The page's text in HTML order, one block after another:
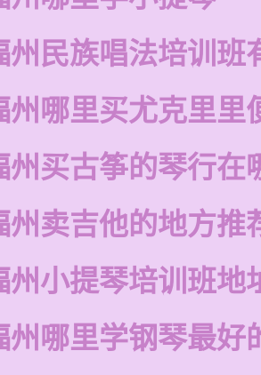
州民族唱法培训班
州哪里买尤克里里
州买古筝的琴行在
州卖吉他的地方推
州小提琴培训班地
州哪里学钢琴最好